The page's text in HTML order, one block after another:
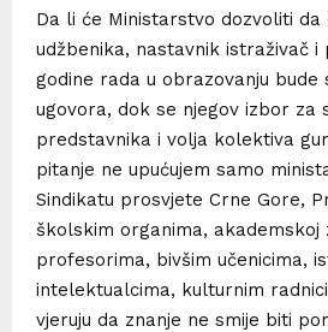
Da li će Ministarstvo dozvoliti
udžbenika, nastavnik istraživač i
godine rada u obrazovanju
ugovora, dok se njegov izbor za
predstavnika i volja kolektiva
pitanje ne upućujem samo
Sindikatu prosvjete Crne Gore,
školskim organima, akademskoj
profesorima, bivšim učenicima,
intelektualcima, kulturnim
vjeruju da znanje ne smije biti